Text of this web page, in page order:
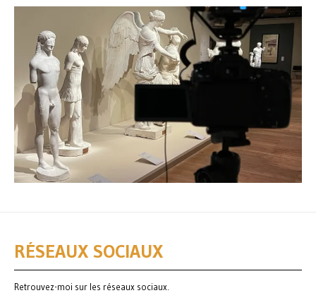
RÉSEAUX SOCIAUX
Retrouvez-moi sur les réseaux sociaux.